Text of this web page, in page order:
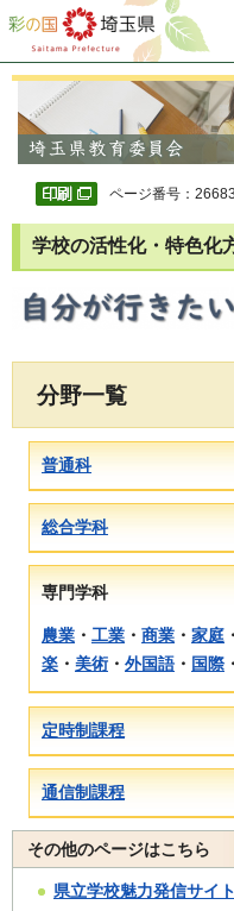
彩の国 埼玉県
ページ番号：
学校の活性化・特色化
分野一覧
普通科
総合学科
専門学科
農業 ・ 工業 ・ 商業 ・ 家庭 ・
楽 ・ 美術 ・ 外国語 ・ 国際・
定時制課程
通信制課程
その他のページはこちら
県立学校魅力発信サイト